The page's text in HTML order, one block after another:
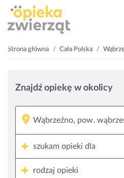
Strona główna Cała Polska
Znajdź opiekę w okolicy
szukam opieki dla
rodzaj opieki